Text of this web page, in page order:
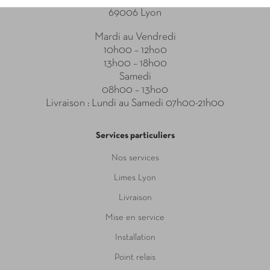
69006 Lyon
Mardi au Vendredi
10h00 – 12ho0
13h00 – 18h00
Samedi
08h00 – 13ho0
Livraison : Lundi au Samedi 07h00-21h00
Services particuliers
Nos services
Limes Lyon
Livraison
Mise en service
Installation
Point relais